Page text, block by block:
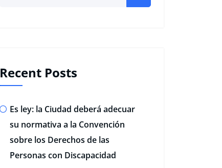
Recent Posts
Es ley: la Ciudad deberá adecuar
su normativa a la Convención
sobre los Derechos de las
Personas con Discapacidad